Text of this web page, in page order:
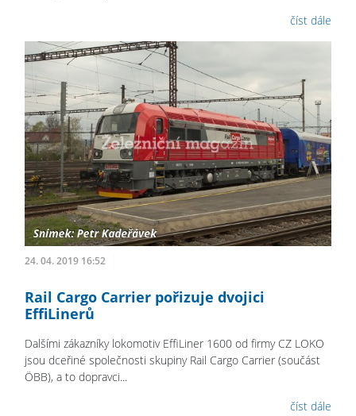
číst dále
24. 04. 2019 16:52
Rail Cargo Carrier pořizuje dvojici
EffiLinerů
Dalšími zákazníky lokomotiv EffiLiner 1600 od firmy CZ LOKO
jsou dceřiné společnosti skupiny Rail Cargo Carrier (součást
ÖBB), a to dopravci...
číst dále